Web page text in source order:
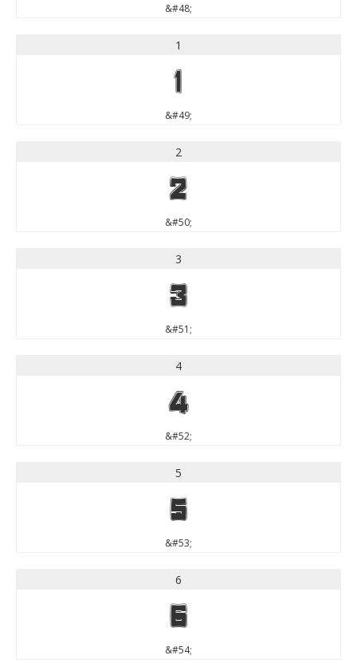
&#48;
1
1
&#49;
2
2
&#50;
3
3
&#51;
4
4
&#52;
5
5
&#53;
6
6
&#54;